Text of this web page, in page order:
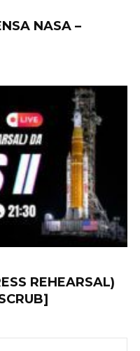
NASA –
REHEARSAL)